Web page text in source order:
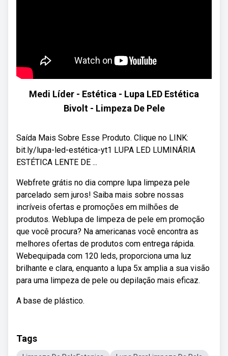
Medi Líder - Estética - Lupa LED Estética
Bivolt - Limpeza De Pele
Saída Mais Sobre Esse Produto. Clique no LINK:
bit.ly/lupa-led-estética-yt1 LUPA LED LUMINÁRIA
ESTÉTICA LENTE DE ...
Webfrete grátis no dia compre lupa limpeza pele
parcelado sem juros! Saiba mais sobre nossas
incríveis ofertas e promoções em milhões de
produtos. Weblupa de limpeza de pele em promoção
que você procura? Na americanas você encontra as
melhores ofertas de produtos com entrega rápida.
Webequipada com 120 leds, proporciona uma luz
brilhante e clara, enquanto a lupa 5x amplia a sua visão
para uma limpeza de pele ou depilação mais eficaz.
A base de plástico.
Tags